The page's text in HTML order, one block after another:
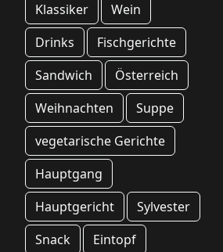
Klassiker
Wein
Drinks
Fischgerichte
Sandwich
Österreich
Weihnachten
Suppe
vegetarische Gerichte
Hauptgang
Hauptgericht
Sylvester
Snack
Eintopf